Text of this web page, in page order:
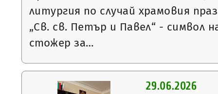
литургия по случай храмовия
„Св. св. Петър и Павел“ - символ
стожер за…
29.06.2026